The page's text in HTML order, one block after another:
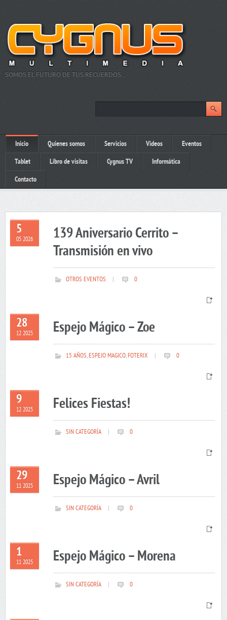
SOMOS EL FUTURO DE TUS RECUERDOS…
Inicio Quienes somos Servicios Videos Eventos
Tablet Libro de visitas Cygnus TV Informática
Contacto
5
05 2026
139 Aniversario Cerrito –
Transmisión en vivo
OTROS EVENTOS 0
28
12 2025 Espejo Mágico – Zoe
15 AÑOS,ESPEJO MAGICO,FOTERIX 0
9
12 2025 Felices Fiestas!
SIN CATEGORÍA 0
29
11 2025 Espejo Mágico – Avril
SIN CATEGORÍA 0
1
11 2025 Espejo Mágico – Morena
SIN CATEGORÍA 0